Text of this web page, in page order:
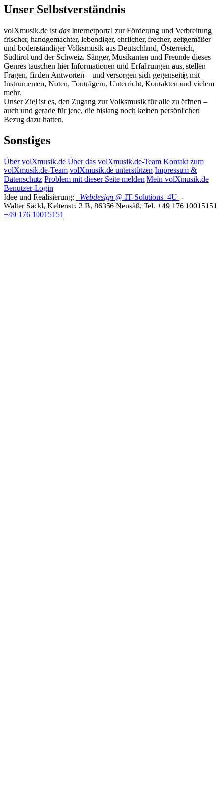
Unser Selbstverständnis
volXmusik.de ist das Internetportal zur Förderung und Verbreitung
frischer, handgemachter, lebendiger, ehrlicher, frecher, zeitgemäßer
und bodenständiger Volksmusik aus Deutschland, Österreich,
Südtirol und der Schweiz. Sänger, Musikanten und Freunde dieses
Genres tauschen hier Informationen und Erfahrungen aus, stellen
Fragen, finden Antworten – und versorgen sich gegenseitig mit
Instrumenten, Noten, Tonträgern, Unterricht, Kontakten und vielem
mehr.
Unser Ziel ist es, den Zugang zur Volksmusik für alle zu öffnen –
auch und gerade für jene, die bislang noch keinen persönlichen
Bezug dazu hatten.
Sonstiges
Über volXmusik.de Über das volXmusik.de-Team Kontakt zum
volXmusik.de-Team volXmusik.de unterstützen Impressum &
Datenschutz Problem mit dieser Seite melden Mein volXmusik.de
Benutzer-Login
Idee und Realisierung:
Webdesign @ IT-Solutions 4U -
Walter Säckl, Keltenstr. 2 B, 86356 Neusäß, Tel. +49 176 10015151
+49 176 10015151